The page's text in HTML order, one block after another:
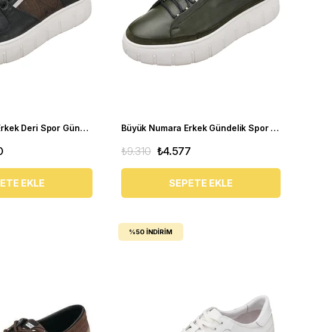
Büyük Numara Erkek Deri Spor Gündelik Ayakkabı - KZ4103 Siyah
EKLE
Büyük Numara Erkek Gündelik Spor Ayakkabı - CK03 Haki
₺4.577
₺9.310
SEPETE EKLE
%50 İNDIRIM